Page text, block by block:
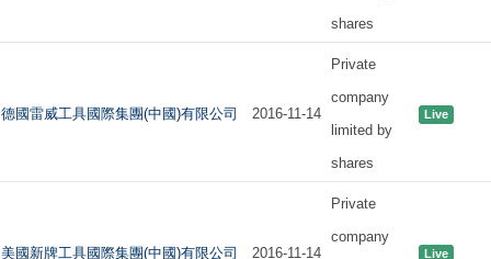
shares
德國雷威工具國際集團(中國)有限公司 2016-11-14
Private
company
limited by
shares
Live
美國新牌工具國際集團(中國)有限公司 2016-11-14
Private
company
Live